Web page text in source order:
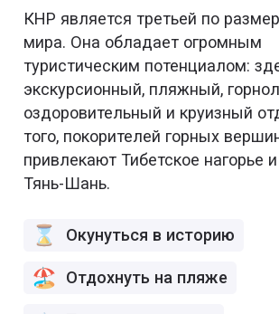
КНР является третьей по
мира. Она обладает огромным
туристическим потенциалом:
экскурсионный, пляжный,
оздоровительный и круизный
того, покорителей горных
привлекают Тибетское нагорье
Тянь-Шань.
Окунуться в историю
Отдохнуть на пляже